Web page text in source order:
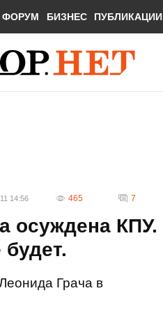
ФОРУМ БИЗНЕС ПУБЛИКАЦИИ
14:56 465 7
осуждена КПУ.
Грача в